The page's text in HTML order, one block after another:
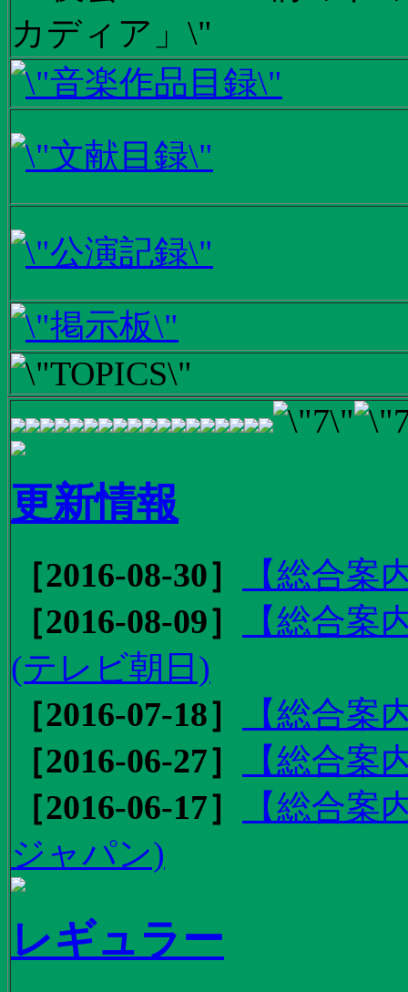
更新情報
［2016-08-30］
【総合
［2016-08-09］
【総合
(テレビ朝日)
［2016-07-18］
【総合案
［2016-06-27］
【総合案
［2016-06-17］
【総合
ジャパン)
レギュラー